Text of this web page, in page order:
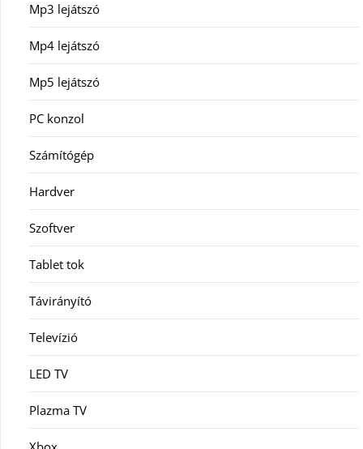
Mp3 lejátszó
Mp4 lejátszó
Mp5 lejátszó
PC konzol
Számítógép
Hardver
Szoftver
Tablet tok
Távirányító
Televízió
LED TV
Plazma TV